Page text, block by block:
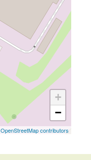
+
−
OpenStreetMap contributors